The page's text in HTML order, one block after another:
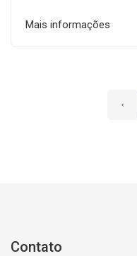
Mais informações
‹
Contato